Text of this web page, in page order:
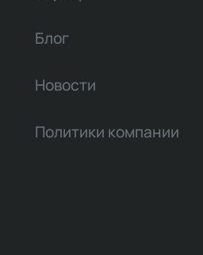
Блог
Новости
Политики компании